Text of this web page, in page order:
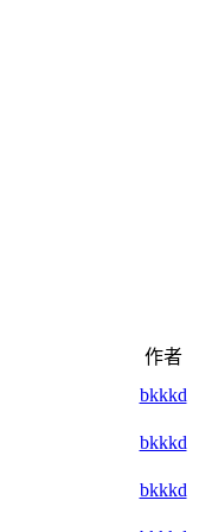
作者
bkkkd
bkkkd
bkkkd